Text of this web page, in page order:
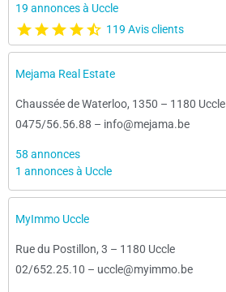
19 annonces à Uccle
119 Avis clients
Mejama Real Estate
Chaussée de Waterloo, 1350 – 1180 Uccle
0475/56.56.88 – info@mejama.be
58 annonces
1 annonces à Uccle
MyImmo Uccle
Rue du Postillon, 3 – 1180 Uccle
02/652.25.10 – uccle@myimmo.be